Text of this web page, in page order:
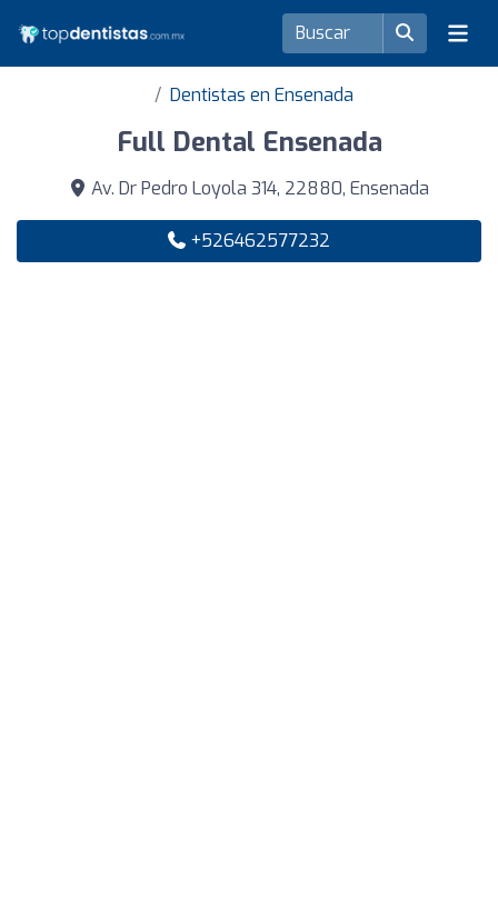
Dentistas en Ensenada
Full Dental Ensenada
Av. Dr Pedro Loyola 314, 22880, Ensenada
+526462577232